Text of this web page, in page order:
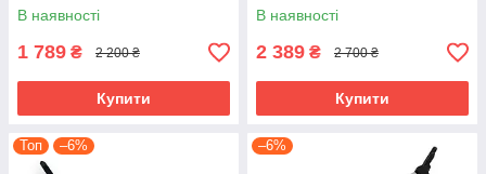
В наявності
1 789 ₴ 2 200 ₴
Купити
В наявності
2 389 ₴ 2 700 ₴
Купити
Топ –6% –6%